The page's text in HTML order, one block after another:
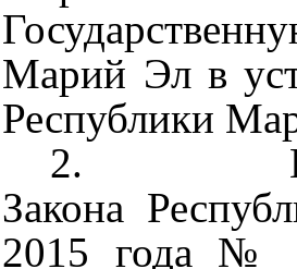
Марий Эл в
Республики
2.
Закона
2015 года №